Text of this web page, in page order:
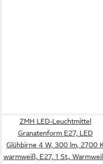
ZMH LED-Leuchtmittel
Granatenform E27, LED
Glühbirne 4 W, 300 lm, 2700
warmweiß, E27, 1 St.,